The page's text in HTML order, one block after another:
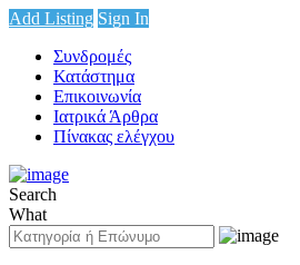
Add Listing Sign In
Συνδρομές
Κατάστημα
Επικοινωνία
Ιατρικά Άρθρα
Πίνακας ελέγχου
Search
What